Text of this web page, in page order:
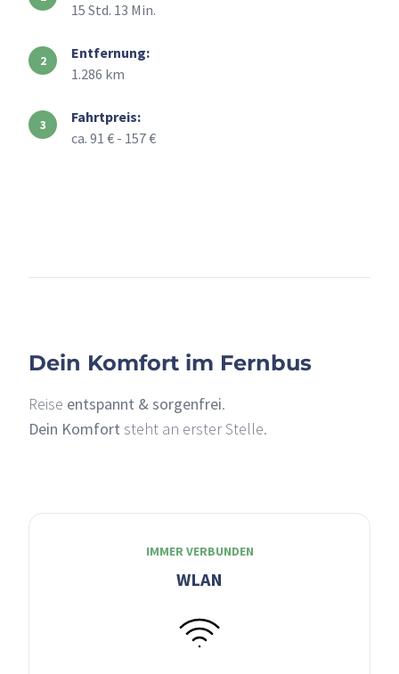
15 Std. 13 Min.
Entfernung:
1.286 km
Fahrtpreis:
ca. 91 € - 157 €
Dein Komfort im Fernbus
Reise entspannt & sorgenfrei.
Dein Komfort steht an erster Stelle.
IMMER VERBUNDEN
WLAN